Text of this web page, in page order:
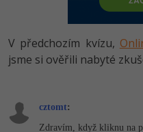
HTML5, CSS3,
SQL a databáze
UML a návrhové
PHP
JavaScript
HTML / CSS
Vývojář
Specialista na AI
Webdesigner
-80%
JavaScript -80%
-80%
C++
Digitální
Marketing -30%
SEO
-80%
Adobe Illustrator
Adobe XD
V předchozím kvízu,
jsme si ověřili nabyté
cztomt:
Zdravím, když kliknu na